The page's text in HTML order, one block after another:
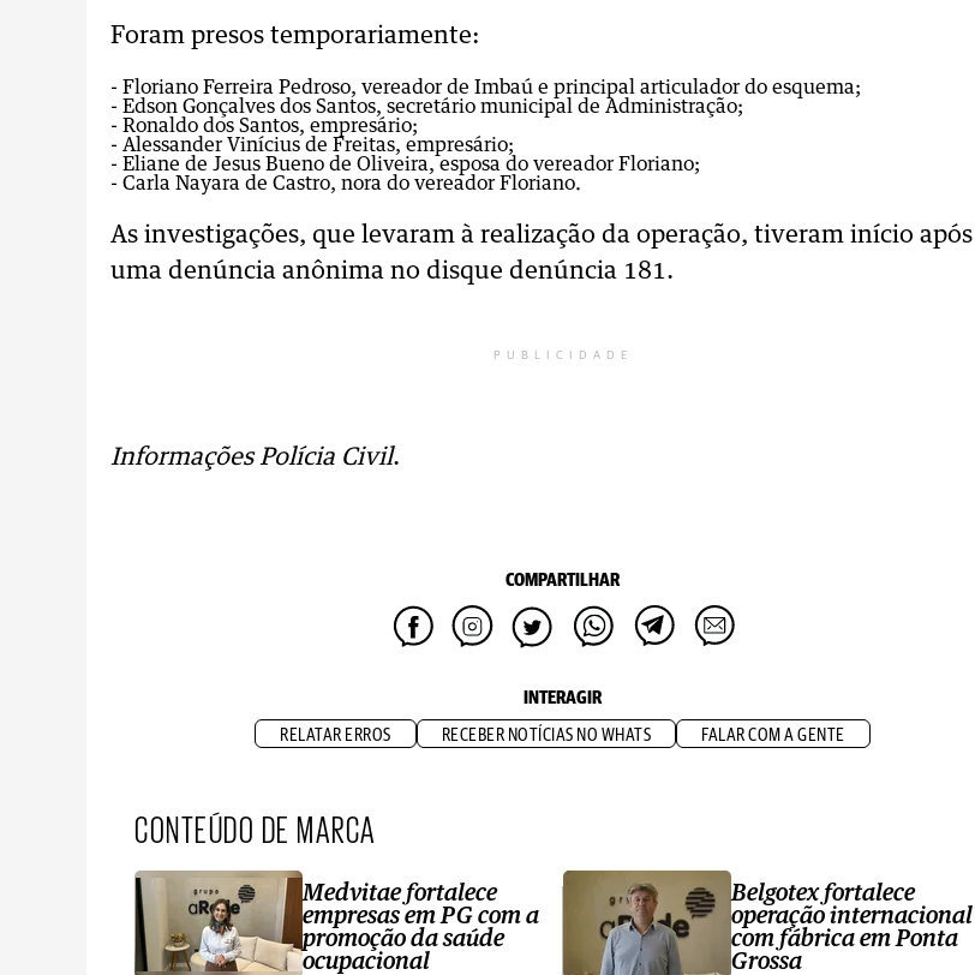
Foram presos temporariamente:
- Floriano Ferreira Pedroso, vereador de Imbaú e principal articulador do esquema;
- Edson Gonçalves dos Santos, secretário municipal de Administração;
- Ronaldo dos Santos, empresário;
- Alessander Vinícius de Freitas, empresário;
- Eliane de Jesus Bueno de Oliveira, esposa do vereador Floriano;
- Carla Nayara de Castro, nora do vereador Floriano.
As investigações, que levaram à realização da operação, tiveram início após
uma denúncia anônima no disque denúncia 181.
PUBLICIDADE
Informações Polícia Civil.
COMPARTILHAR
INTERAGIR
RELATAR ERROS RECEBER NOTÍCIAS NO WHATS FALAR COM A GENTE
CONTEÚDO DE MARCA
Medvitae fortalece
empresas em PG com a
promoção da saúde
ocupacional
Belgotex fortalece
operação internacional
com fábrica em Ponta
Grossa